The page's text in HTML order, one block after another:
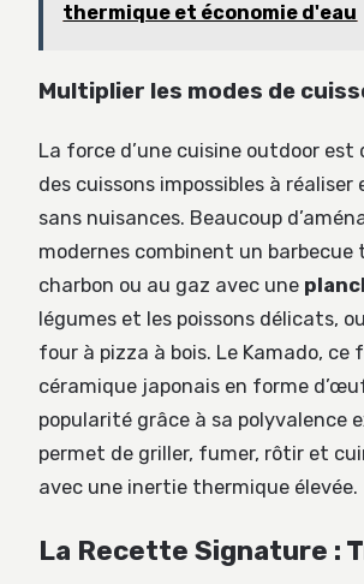
thermique et économie d'eau
Multiplier les modes de
La force d’une cuisine outdoor
des cuissons impossibles à réaliser
sans nuisances. Beaucoup
modernes combinent un
charbon ou au gaz avec une
légumes et les poissons délicats,
four à pizza à bois. Le Kamado, ce
céramique japonais en forme
popularité grâce à sa polyvalence
permet de griller, fumer, rôtir et
avec une inertie thermique élevée.
La Recette Signature :